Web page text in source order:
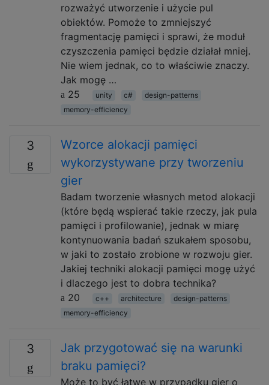
rozważyć utworzenie i użycie pul
obiektów. Pomoże to zmniejszyć
fragmentację pamięci i sprawi, że moduł
czyszczenia pamięci będzie działał mniej.
Nie wiem jednak, co to właściwie znaczy.
Jak mogę …
25
unity c#
design-patterns
memory-efficiency
3
Wzorce alokacji pamięci
wykorzystywane przy tworzeniu
gier
Badam tworzenie własnych metod alokacji
(które będą wspierać takie rzeczy, jak pula
pamięci i profilowanie), jednak w miarę
kontynuowania badań szukałem sposobu,
w jaki to zostało zrobione w rozwoju gier.
Jakiej techniki alokacji pamięci mogę użyć
i dlaczego jest to dobra technika?
20
c++ architecture
design-patterns
memory-efficiency
3
Jak przygotować się na warunki
braku pamięci?
Może to być łatwe w przypadku gier o